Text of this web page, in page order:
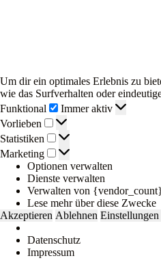
Um dir ein optimales Erlebnis zu
wie das Surfverhalten oder
Funktional
Funktional
Immer aktiv
Vorlieben
Vorlieben
Statistiken Statistiken
Marketing Marketing
Optionen verwalten
Dienste verwalten
Verwalten von
Lese mehr über diese Zwecke
Akzeptieren Ablehnen Einstellungen
Datenschutz
Impressum